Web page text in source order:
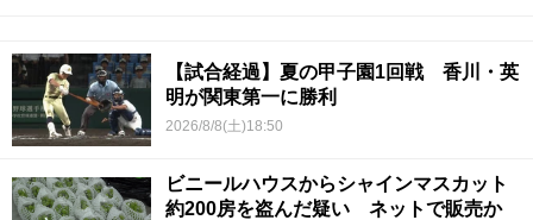
【試合経過】夏の甲子園1回戦 香川・英
明が関東第一に勝利
2026/8/8(土)18:50
ビニールハウスからシャインマスカット
約200房を盗んだ疑い ネットで販売か